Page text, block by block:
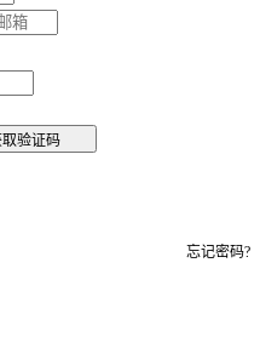
验证码
忘记密码?